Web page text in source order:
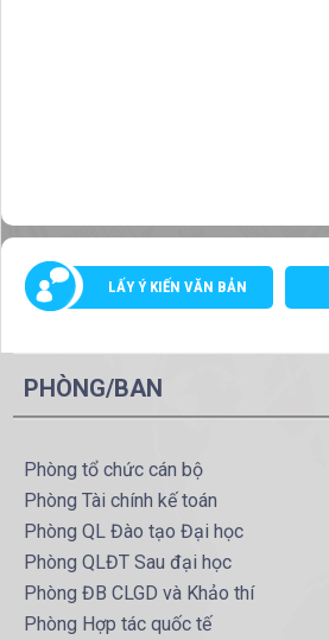
LẤY Ý KIẾN VĂN BẢN
PHÒNG/BAN
Phòng tổ chức cán bộ
Phòng Tài chính kế toán
Phòng QL Đào tạo Đại học
Phòng QLĐT Sau đại học
Phòng ĐB CLGD và Khảo thí
Phòng Hợp tác quốc tế